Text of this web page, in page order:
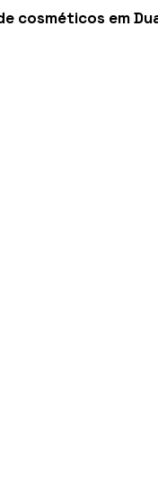
cosméticos em